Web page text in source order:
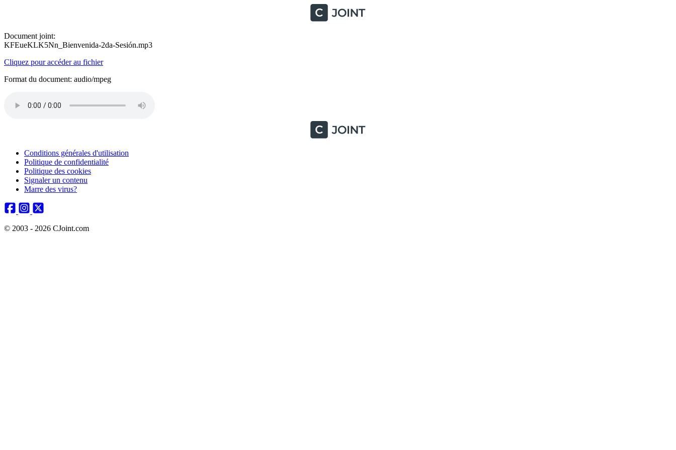
Document joint:
KFEueKLK5Nn_Bienvenida-2da-Sesión.mp3
Cliquez pour accéder au fichier
Format du document: audio/mpeg
Conditions générales d'utilisation
Politique de confidentialité
Politique des cookies
Signaler un contenu
Marre des virus?
© 2003 - 2026 CJoint.com